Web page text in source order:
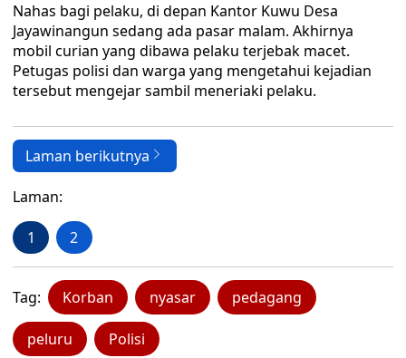
Nahas bagi pelaku, di depan Kantor Kuwu Desa
Jayawinangun sedang ada pasar malam. Akhirnya
mobil curian yang dibawa pelaku terjebak macet.
Petugas polisi dan warga yang mengetahui kejadian
tersebut mengejar sambil meneriaki pelaku.
Laman berikutnya
Laman:
1 2
Tag: Korban nyasar pedagang
peluru Polisi